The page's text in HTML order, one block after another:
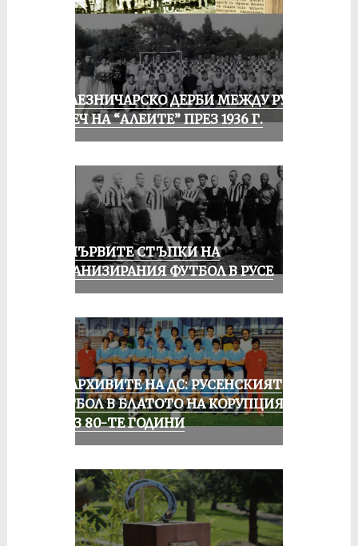
ЖЕЛЕЗНИЧАРСКО ДЕРБИ МЕЖДУ РУСЕ
И ПЕЧ НА “АЛЕИТЕ” ПРЕЗ 1936 Г.
ЗА ПЪРВИТЕ СТЪПКИ НА
ОРГАНИЗИРАНИЯ ФУТБОЛ В РУСЕ
ИЗ АРХИВИТЕ НА ДС: РУСЕНСКИЯТ
ФУТБОЛ В БЛАТОТО НА КОРУПЦИЯТА
ПРЕЗ 80-ТЕ ГОДИНИ